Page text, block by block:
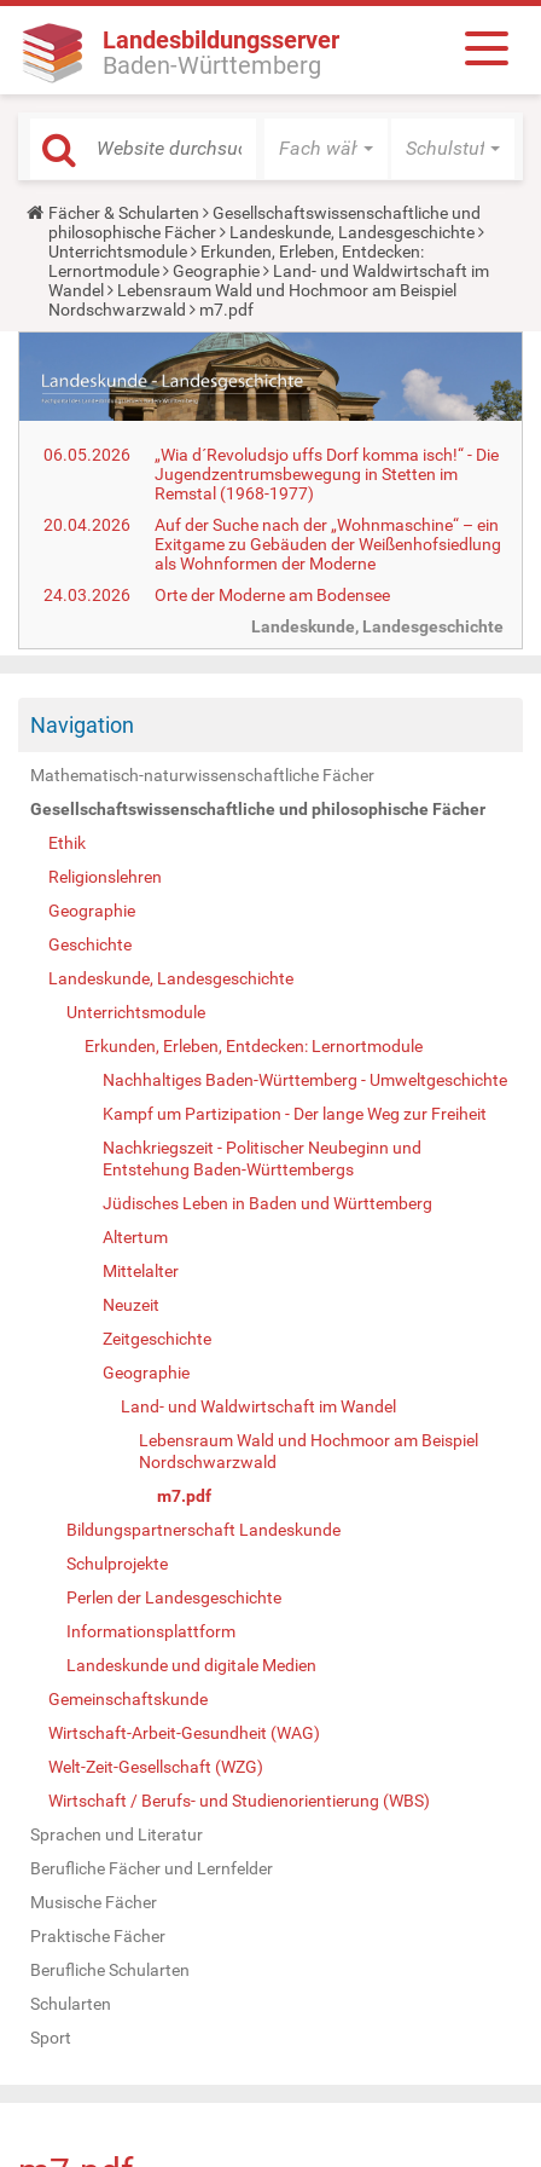
Landesbildungsserver
Baden-Württemberg
Fach wählen Schulstufe
Y
o
u
a
r
e
h
e
:
Fächer & Schularten
Gesellschaftswissenschaftliche und
philosophische Fächer
Landeskunde, Landesgeschichte
Unterrichtsmodule
Erkunden, Erleben, Entdecken:
Lernortmodule
Geographie
Land- und Waldwirtschaft im
Wandel
Lebensraum Wald und Hochmoor am Beispiel
Nordschwarzwald
m7.pdf
06.05.2026
„Wia d´Revoludsjo uffs Dorf komma isch!“ - Die
Jugendzentrumsbewegung in Stetten im
Remstal (1968-1977)
20.04.2026
Auf der Suche nach der „Wohnmaschine“ – ein
Exitgame zu Gebäuden der Weißenhofsiedlung
als Wohnformen der Moderne
24.03.2026
Orte der Moderne am Bodensee
Landeskunde, Landesgeschichte
Navigation
Mathematisch-naturwissenschaftliche Fächer
Gesellschaftswissenschaftliche und philosophische Fächer
Ethik
Religionslehren
Geographie
Geschichte
Landeskunde, Landesgeschichte
Unterrichtsmodule
Erkunden, Erleben, Entdecken: Lernortmodule
Nachhaltiges Baden-Württemberg - Umweltgeschichte
Kampf um Partizipation - Der lange Weg zur Freiheit
Nachkriegszeit - Politischer Neubeginn und
Entstehung Baden-Württembergs
Jüdisches Leben in Baden und Württemberg
Altertum
Mittelalter
Neuzeit
Zeitgeschichte
Geographie
Land- und Waldwirtschaft im Wandel
Lebensraum Wald und Hochmoor am Beispiel
Nordschwarzwald
m7.pdf
Bildungspartnerschaft Landeskunde
Schulprojekte
Perlen der Landesgeschichte
Informationsplattform
Landeskunde und digitale Medien
Gemeinschaftskunde
Wirtschaft-Arbeit-Gesundheit (WAG)
Welt-Zeit-Gesellschaft (WZG)
Wirtschaft / Berufs- und Studienorientierung (WBS)
Sprachen und Literatur
Berufliche Fächer und Lernfelder
Musische Fächer
Praktische Fächer
Berufliche Schularten
Schularten
Sport